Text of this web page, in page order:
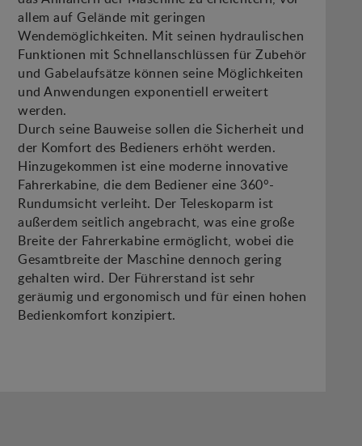
allem auf Gelände mit geringen
Wendemöglichkeiten. Mit seinen hydraulischen
Funktionen mit Schnellanschlüssen für Zubehör
und Gabelaufsätze können seine Möglichkeiten
und Anwendungen exponentiell erweitert
werden.
Durch seine Bauweise sollen die Sicherheit und
der Komfort des Bedieners erhöht werden.
Hinzugekommen ist eine moderne innovative
Fahrerkabine, die dem Bediener eine 360°-
Rundumsicht verleiht. Der Teleskoparm ist
außerdem seitlich angebracht, was eine große
Breite der Fahrerkabine ermöglicht, wobei die
Gesamtbreite der Maschine dennoch gering
gehalten wird. Der Führerstand ist sehr
geräumig und ergonomisch und für einen hohen
Bedienkomfort konzipiert.